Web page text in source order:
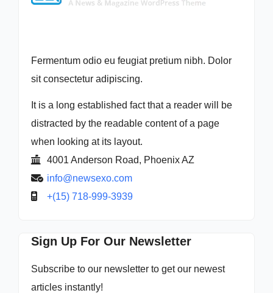
Fermentum odio eu feugiat pretium nibh. Dolor
sit consectetur adipiscing.
It is a long established fact that a reader will be
distracted by the readable content of a page
when looking at its layout.
4001 Anderson Road, Phoenix AZ
info@newsexo.com
+(15) 718-999-3939
Sign Up For Our Newsletter
Subscribe to our newsletter to get our newest
articles instantly!